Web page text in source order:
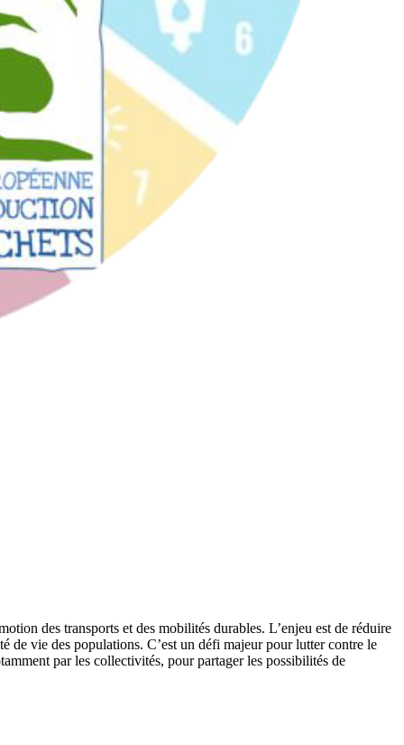
des transports et des mobilités durables. L’enjeu est de réduire
de vie des populations. C’est un défi majeur pour lutter contre le
par les collectivités, pour partager les possibilités de